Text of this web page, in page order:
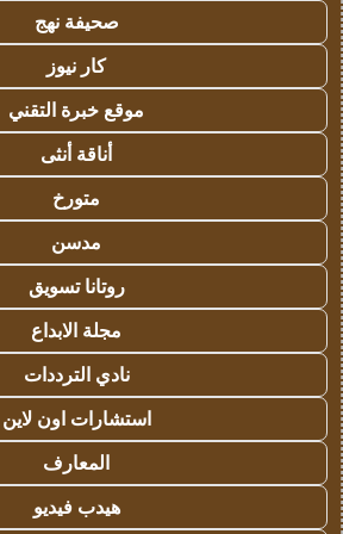
صحيفة نهج
كار نيوز
موقع خبرة التقني
أناقة أنثى
متورخ
مدسن
روتانا تسويق
مجلة الابداع
نادي الترددات
استشارات اون لاين
المعارف
هيدب فيديو